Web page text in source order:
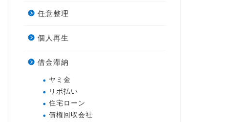
任意整理
個人再生
借金滞納
ヤミ金
リボ払い
住宅ローン
債権回収会社